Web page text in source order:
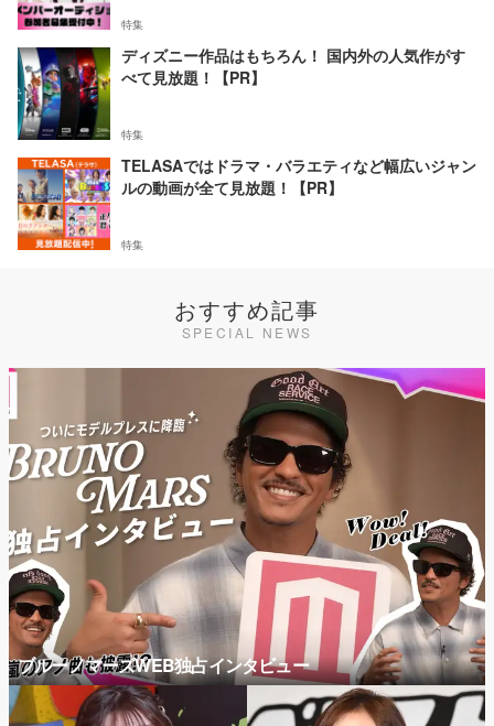
特集
ディズニー作品はもちろん！ 国内外の人気作がす
べて見放題！【PR】
特集
TELASAではドラマ・バラエティなど幅広いジャン
ルの動画が全て見放題！【PR】
特集
おすすめ記事
SPECIAL NEWS
ブルーノマーズWEB独占インタビュー